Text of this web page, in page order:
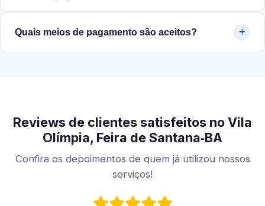
Quais meios de pagamento são aceitos?
Reviews de clientes satisfeitos no Vila
Olímpia, Feira de Santana‑BA
Confira os depoimentos de quem já utilizou nossos
serviços!